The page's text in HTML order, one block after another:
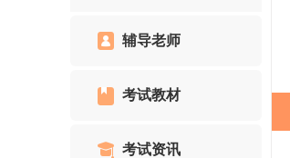
辅导老师
考试教材
考试资讯